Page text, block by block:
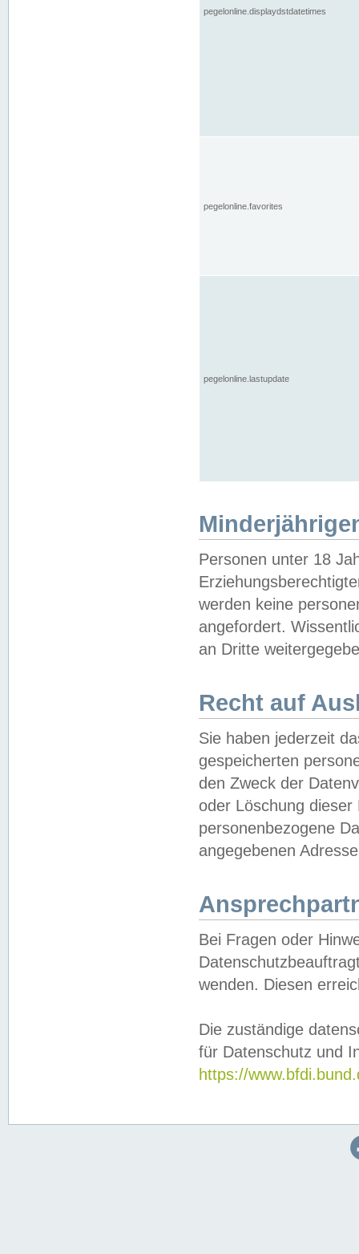
pegelonline.displaydstdatetimes
pegelonline.favorites
pegelonline.lastupdate
Personen unter 18
werden keine
angefordert.
an Dritte
Recht auf
Sie haben jederzeit
gespeicherten
den Zweck der
oder Löschung
personenbezogene
angegebenen
Bei Fragen oder
wenden. Diesen
Die zuständige
für Datenschutz und
https://